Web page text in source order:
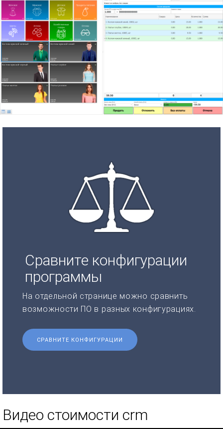
Сравните конфигурации
программы
На отдельной странице можно сравнить
возможности ПО в разных конфигурациях.
СРАВНИТЕ КОНФИГУРАЦИИ
Видео стоимости crm